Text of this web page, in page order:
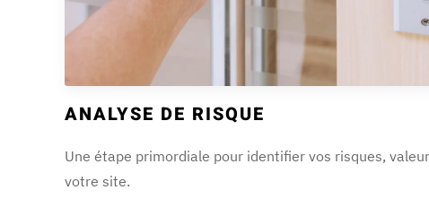
ANALYSE DE RISQUE
Une étape primordiale pour identifier vos risques,
votre site.